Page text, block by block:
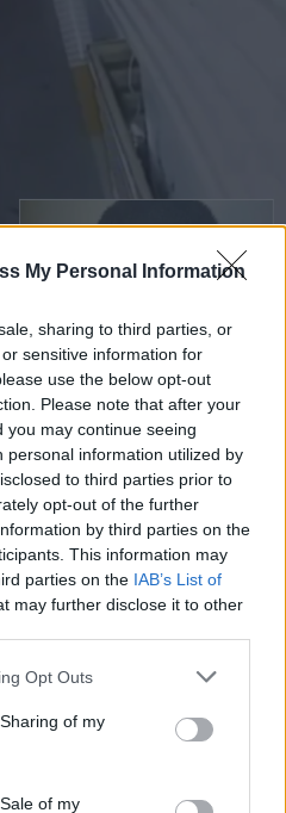
My Personal Information
sharing to third parties, or
sensitive information for
use the below opt-out
Please note that after your
may continue seeing
personal information utilized by
to third parties prior to
opt-out of the further
by third parties on the
This information may
parties on the IAB’s List of
may further disclose it to other
app uses one or more Google
behaviour. You may click to
and its third-party tags to
purposes in below Google
Opt Outs
of my
of my
Η νέα σύλληψη για τη
αποδυναμώνει τη
μαφία
ΚΏΣΤΑΣ ΠΑΠΑΔΌΠΟΥΛΟΣ